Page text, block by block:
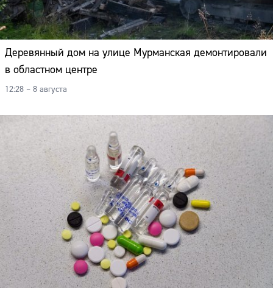
Деревянный дом на улице Мурманская демонтировали
в областном центре
12:28 – 8 августа
Сайт: